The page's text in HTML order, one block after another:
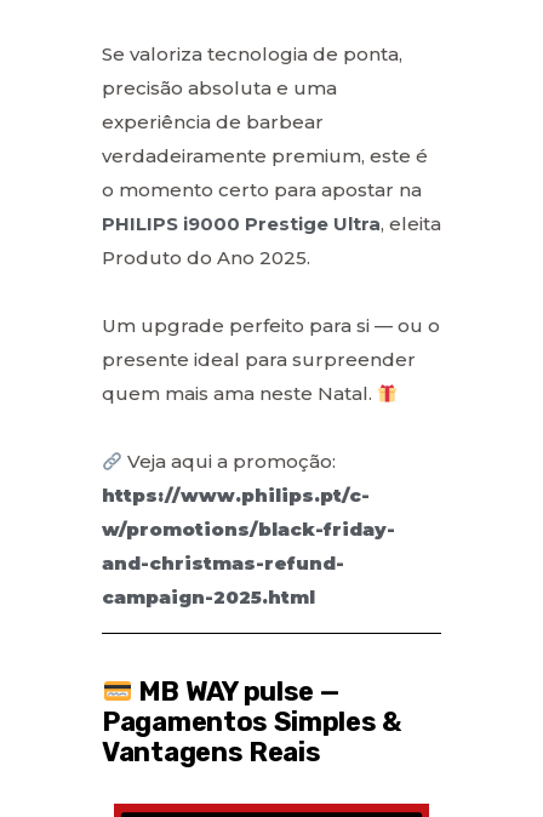
Se valoriza tecnologia de ponta,
precisão absoluta e uma
experiência de barbear
verdadeiramente premium, este é
o momento certo para apostar na
PHILIPS i9000 Prestige Ultra, eleita
Produto do Ano 2025.
Um upgrade perfeito para si — ou o
presente ideal para surpreender
quem mais ama neste Natal.
Veja aqui a promoção:
https://www.philips.pt/c-
w/promotions/black-friday-
and-christmas-refund-
campaign-2025.html
MB WAY pulse —
Pagamentos Simples &
Vantagens Reais